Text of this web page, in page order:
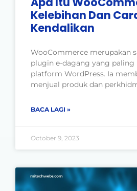
Kelebihan Dan
Kendalikan
WooCommerce merupakan
plugin e-dagang yang
platform WordPress. Ia
menjual produk dan
BACA LAGI »
October 9, 2023